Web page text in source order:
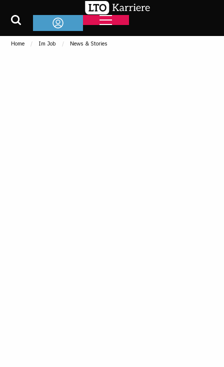
Home Im Job News & Stories